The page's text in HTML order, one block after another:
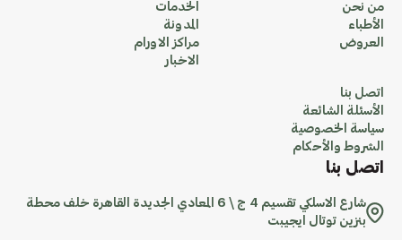
من نحن
الأطباء
العروض
الخدمات
المدونة
مراكز الاورام
الاخبار
اتصل بنا
الأسئلة الشائعة
سياسة الخصوصية
الشروط والأحكام
اتصل بنا
شارع الاسلكي تقسيم 4 ج \ 6 المعادي الجديدة القاهرة خلف محطة
بنزين توتال ايجيبت